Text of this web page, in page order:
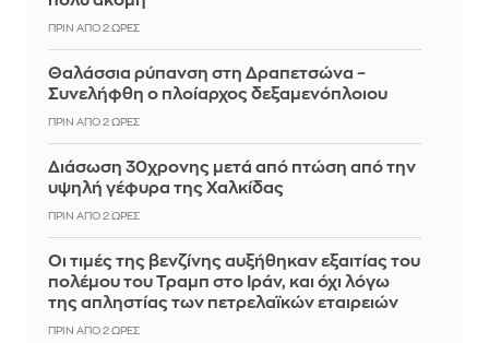
ΠΡΙΝ ΑΠΌ 2 ΏΡΕΣ
Θαλάσσια ρύπανση στη Δραπετσώνα –
Συνελήφθη ο πλοίαρχος δεξαμενόπλοιου
ΠΡΙΝ ΑΠΌ 2 ΏΡΕΣ
Διάσωση 30χρονης μετά από πτώση από την
υψηλή γέφυρα της Χαλκίδας
ΠΡΙΝ ΑΠΌ 2 ΏΡΕΣ
Οι τιμές της βενζίνης αυξήθηκαν εξαιτίας του
πολέμου του Τραμπ στο Ιράν, και όχι λόγω
της απληστίας των πετρελαϊκών εταιρειών
ΠΡΙΝ ΑΠΌ 2 ΏΡΕΣ